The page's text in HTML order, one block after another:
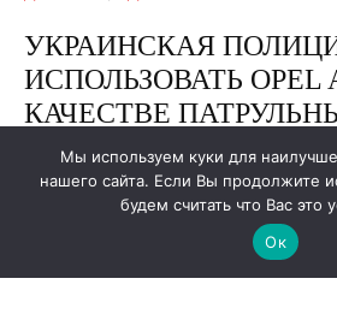
Мы используем куки для
нашего сайта. Если Вы продолжите
будем считать что Вас это
Ок